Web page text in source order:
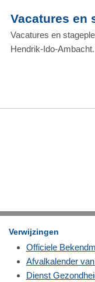
Vacatures en
Vacatures en
Hendrik-Ido-Ambacht.
Verwijzingen
Officiele
Afvalkalender
Dienst